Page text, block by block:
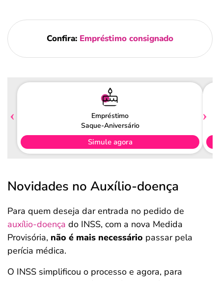
Confira: Empréstimo consignado
Empréstimo
Saque-Aniversário
Simule agora
Novidades no Auxílio-doença
Para quem deseja dar entrada no pedido de
auxílio-doença do INSS, com a nova Medida
Provisória, não é mais necessário passar pela
perícia médica.
O INSS simplificou o processo e agora, para